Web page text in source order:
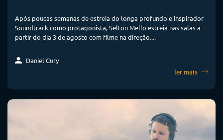
Após poucas semanas de estreia do longa profundo e inspirador
Soundtrack como protagonista, Selton Mello estreia nas salas a
partir do dia 3 de agosto com filme na direção....
Daniel Cury
ler mais